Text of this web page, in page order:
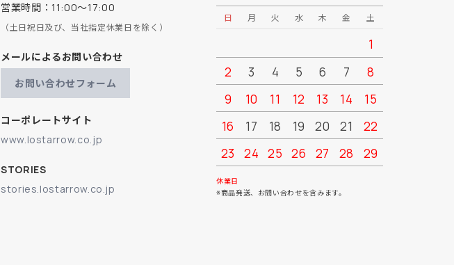
営業時間：11:00～17:00
（土日祝日及び、当社指定休業日を除く）
メールによるお問い合わせ
お問い合わせフォーム
コーポレートサイト
www.lostarrow.co.jp
STORIES
stories.lostarrow.co.jp
日 月 火 水 木 金 土
1
2
3 4 5 6 7
8
9
10 11 12 13 14
15
16
17 18 19 20 21
22
23
24 25 26 27 28
29
30
休業日
※商品発送、お問い合わせを含みます。